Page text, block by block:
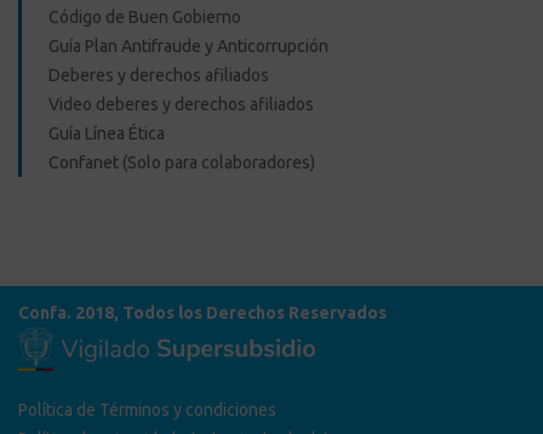
Código de Buen Gobierno
Guía Plan Antifraude y Anticorrupción
Deberes y derechos afiliados
Video deberes y derechos afiliados
Guía Línea Ética
Confanet (Solo para colaboradores)
Confa. 2018, Todos los Derechos Reservados
Política de Términos y condiciones